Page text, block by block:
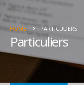
HOME PARTICULIERS
Particuliers